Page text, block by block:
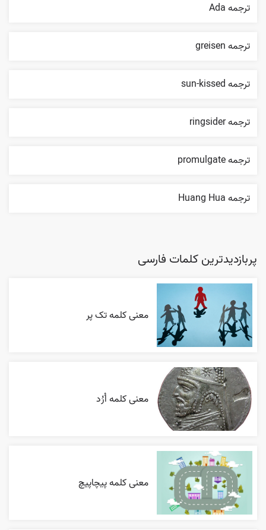
ترجمه Ada
ترجمه greisen
ترجمه sun-kissed
ترجمه ringsider
ترجمه promulgate
ترجمه Huang Hua
پربازدیدترین کلمات فارسی
معنی کلمه تک پر
معنی کلمه اُرُد
معنی کلمه پیچاپیچ